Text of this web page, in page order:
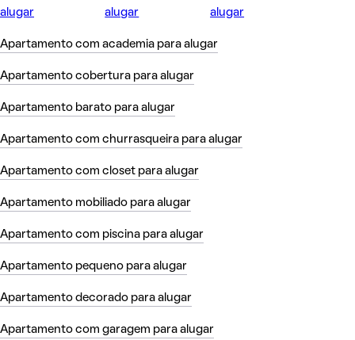
alugar
alugar
alugar
Apartamento com academia para alugar
Apartamento cobertura para alugar
Apartamento barato para alugar
Apartamento com churrasqueira para alugar
Apartamento com closet para alugar
Apartamento mobiliado para alugar
Apartamento com piscina para alugar
Apartamento pequeno para alugar
Apartamento decorado para alugar
Apartamento com garagem para alugar